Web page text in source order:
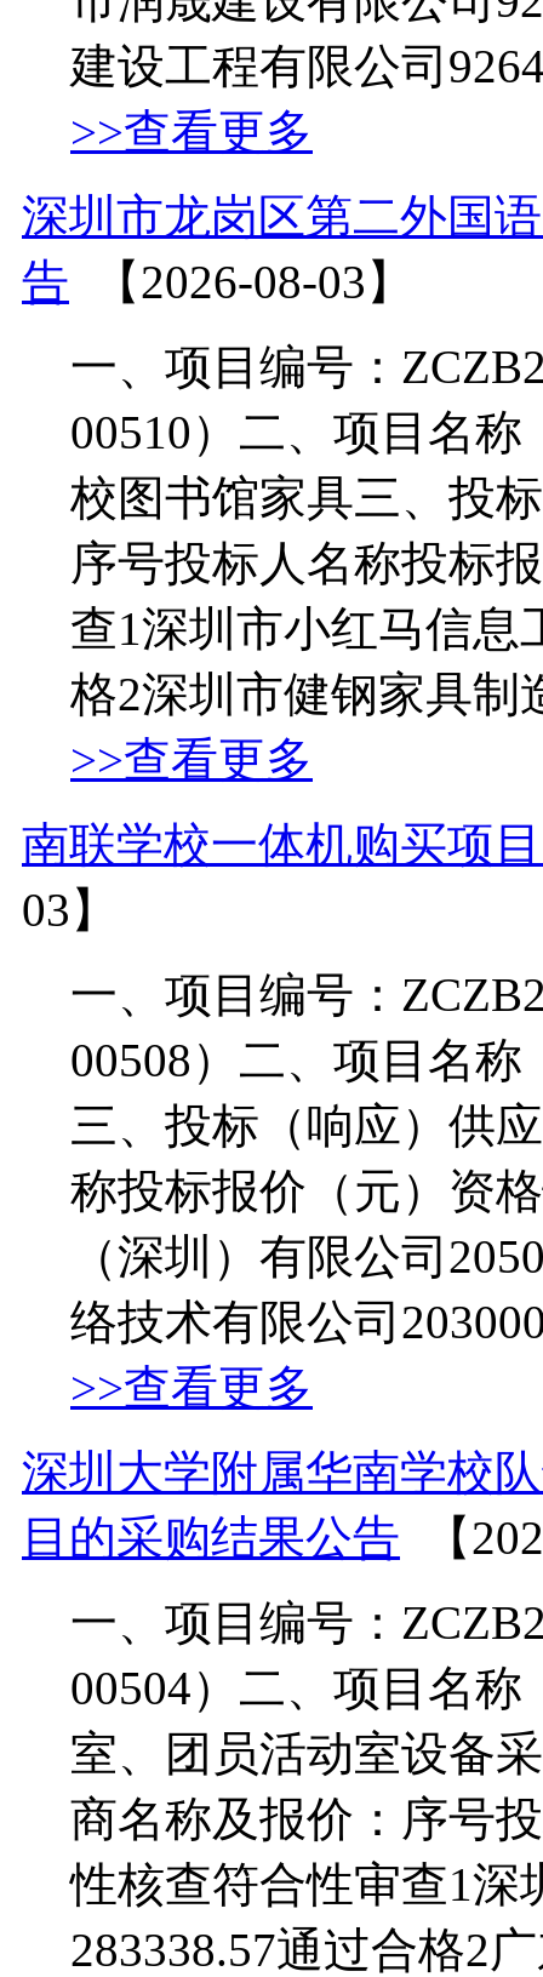
建设工程有限公司
>>查看更多
深圳市龙岗区第二外国
告 【2026-08-03】
一、项目编号：
00510）二、项目名
校图书馆家具三、投
序号投标人名称投标
查1深圳市小红马信息
格2深圳市健钢家具制
>>查看更多
南联学校一体机购买项
03】
一、项目编号：
00508）二、项目名
三、投标（响应）供
称投标报价（元）资
（深圳）有限公司
络技术有限公司
>>查看更多
深圳大学附属华南学校
目的采购结果公告 【
一、项目编号：
00504）二、项目名
室、团员活动室设备
商名称及报价：序号
性核查符合性审查1深
283338.57通过合格2